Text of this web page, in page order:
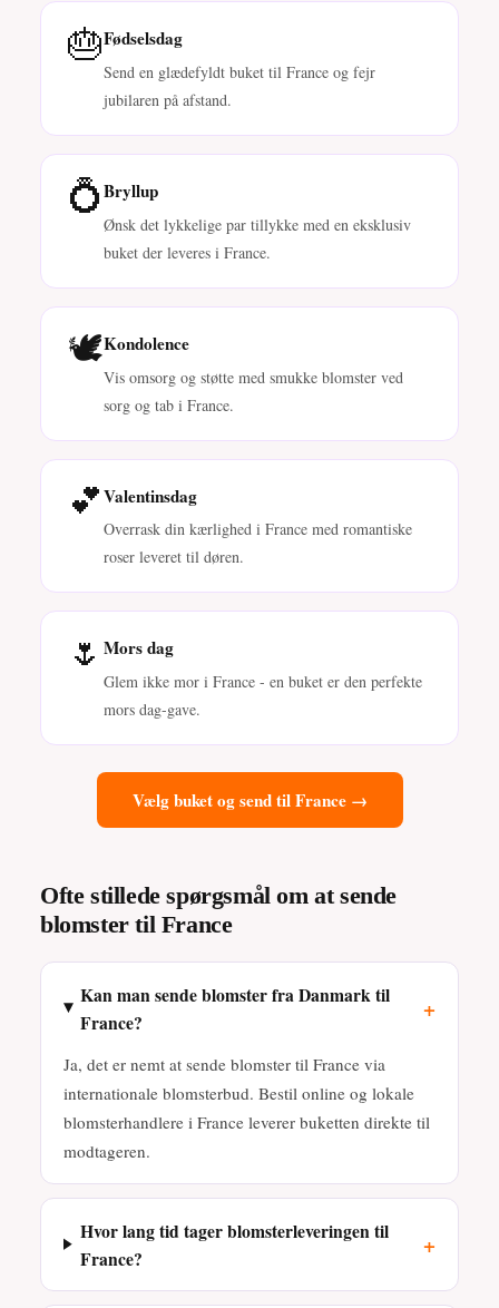
🎂Fødselsdag
Send en glædefyldt buket til France og fejr
jubilaren på afstand.
💍Bryllup
Ønsk det lykkelige par tillykke med en eksklusiv
buket der leveres i France.
🕊️Kondolence
Vis omsorg og støtte med smukke blomster ved
sorg og tab i France.
💕Valentinsdag
Overrask din kærlighed i France med romantiske
roser leveret til døren.
🌷 Mors dag
Glem ikke mor i France - en buket er den perfekte
mors dag-gave.
Vælg buket og send til France →
Ofte stillede spørgsmål om at sende
blomster til France
Kan man sende blomster fra Danmark til
France?
+
Ja, det er nemt at sende blomster til France via
internationale blomsterbud. Bestil online og lokale
blomsterhandlere i France leverer buketten direkte til
modtageren.
Hvor lang tid tager blomsterleveringen til
France?
+